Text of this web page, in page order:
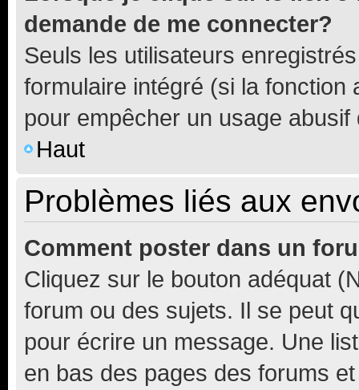
demande de me connecter?
Seuls les utilisateurs
formulaire intégré (si la fonction
pour empêcher un usage
Haut
Problèmes liés aux
Comment poster dans un
Cliquez sur le bouton adéquat
forum ou des sujets. Il se peut
pour écrire un message. Une
en bas des pages des forums